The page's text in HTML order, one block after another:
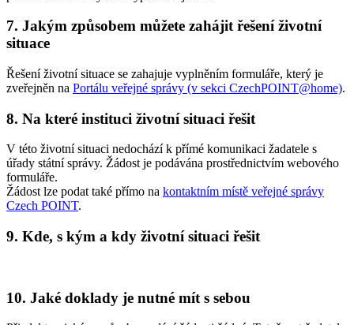
7. Jakým způsobem můžete zahájit řešení životní
situace
Řešení životní situace se zahajuje vyplněním formuláře, který je
zveřejněn na Portálu veřejné správy (v sekci CzechPOINT@home).
8. Na které instituci životní situaci řešit
V této životní situaci nedochází k přímé komunikaci žadatele s
úřady státní správy. Žádost je podávána prostřednictvím webového
formuláře.
Žádost lze podat také přímo na kontaktním místě veřejné správy
Czech POINT.
9. Kde, s kým a kdy životní situaci řešit
10. Jaké doklady je nutné mít s sebou